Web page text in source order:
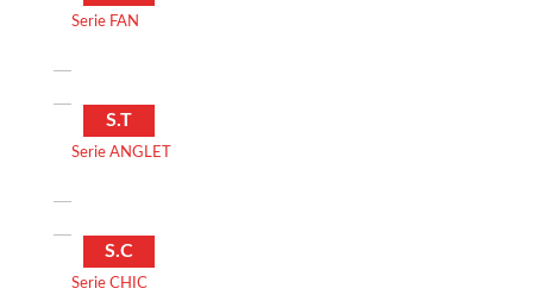
Serie FAN
S.T
Serie ANGLET
S.C
Serie CHIC